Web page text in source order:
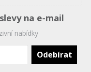
na e-mail
nabídky